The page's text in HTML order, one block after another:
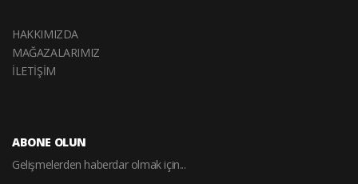
HAKKIMIZDA
MAĞAZALARIMIZ
İLETİŞİM
ABONE OLUN
Gelişmelerden haberdar olmak için...